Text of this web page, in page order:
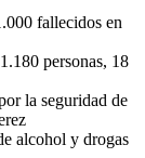
fallecidos en
personas, 18
la seguridad de
alcohol y drogas